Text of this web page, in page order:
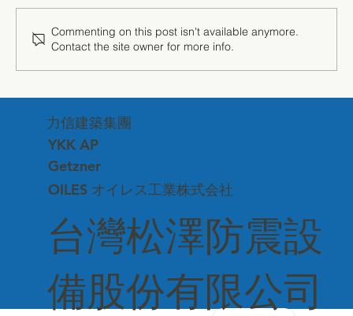
台灣松澤防震設
備股份有限公司
OILES オイレス工業株式会社
Getzner
YKK AP
力信建築集團
Matsuzawa Corporate Headquarters
Commenting on this post isn't available anymore.
Contact the site owner for more info.